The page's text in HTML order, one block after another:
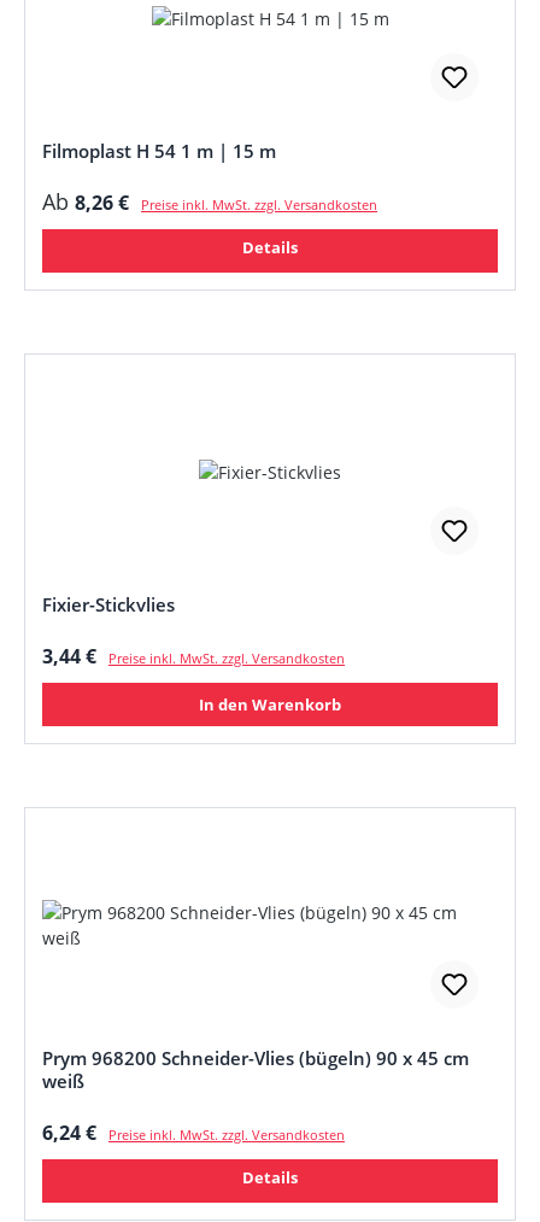
Filmoplast H 54 1 m | 15 m
Regulärer Preis:
Ab 8,26 € Preise inkl. MwSt. zzgl. Versandkosten
Details
Fixier-Stickvlies
Regulärer Preis:
3,44 € Preise inkl. MwSt. zzgl. Versandkosten
In den Warenkorb
Prym 968200 Schneider-Vlies (bügeln) 90 x 45 cm
weiß
Regulärer Preis:
6,24 € Preise inkl. MwSt. zzgl. Versandkosten
Details